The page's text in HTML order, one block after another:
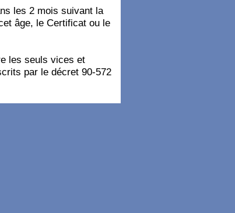
les 2 mois suivant la
âge, le Certificat ou le
les seuls vices et
par le décret 90-572